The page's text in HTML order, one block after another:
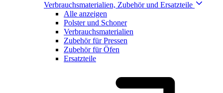
Verbrauchsmaterialien, Zubehör und Ersatzteile
Alle anzeigen
Polster und Schoner
Verbrauchsmaterialien
Zubehör für Pressen
Zubehör für Öfen
Ersatzteile